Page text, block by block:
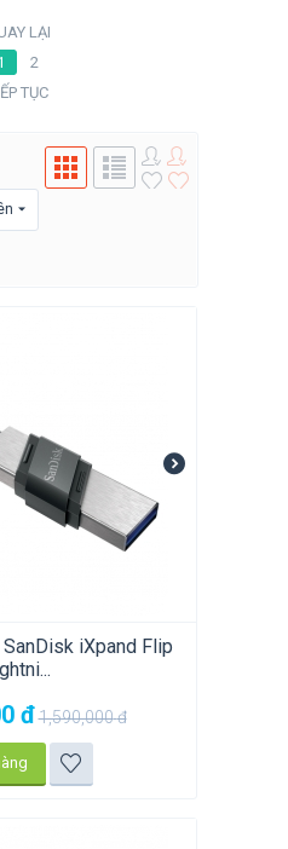
LẠI
2
TỤC
SanDisk iXpand Flip
đ1,590,000đ